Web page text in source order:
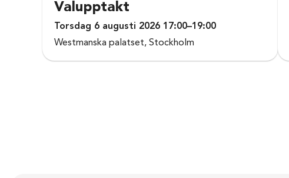
Valupptakt
Torsdag 6 augusti 2026 17:00–19:00
Westmanska palatset, Stockholm